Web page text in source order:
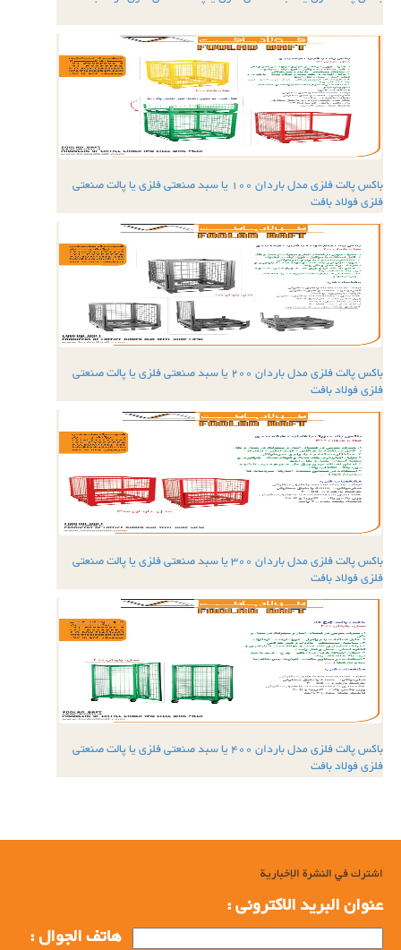
باکس پالت فلزی مدل باردان 100 یا سبد صنعتی فلزی یا پالت صنعتی
فلزی فولاد بافت
باکس پالت فلزی مدل باردان 200 یا سبد صنعتی فلزی یا پالت صنعتی
فلزی فولاد بافت
باکس پالت فلزی مدل باردان 300 یا سبد صنعتی فلزی یا پالت صنعتی
فلزی فولاد بافت
باکس پالت فلزی مدل باردان 400 یا سبد صنعتی فلزی یا پالت صنعتی
فلزی فولاد بافت
اشترك في النشرة الإخبارية
عنوان البرید الاکترونی :
هاتف الجوال :